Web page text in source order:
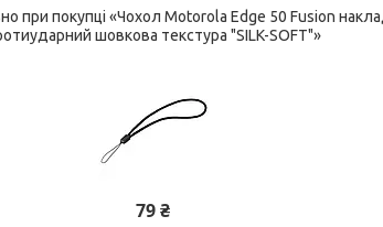
при покупці «Чохол Motorola Edge 50 Fusion
шовкова текстура "SILK-SOFT"»
79 ₴